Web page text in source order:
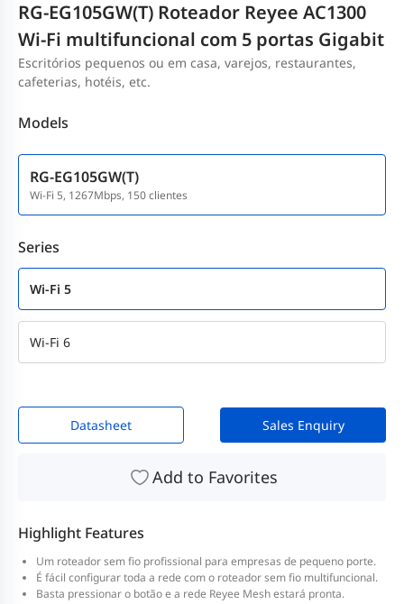
RG-EG105GW(T) Roteador Reyee AC1300
Wi-Fi multifuncional com 5 portas Gigabit
Escritórios pequenos ou em casa, varejos, restaurantes,
cafeterias, hotéis, etc.
Models
RG-EG105GW(T)
Wi-Fi 5, 1267Mbps, 150 clientes
Series
Wi-Fi 5
Wi-Fi 6
Datasheet Sales Enquiry
Add to Favorites
Highlight Features
Um roteador sem fio profissional para empresas de pequeno porte.
É fácil configurar toda a rede com o roteador sem fio multifuncional.
Basta pressionar o botão e a rede Reyee Mesh estará pronta.